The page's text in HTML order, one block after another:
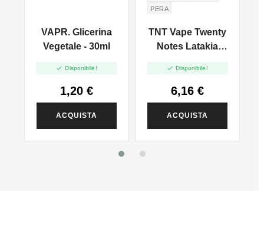
VAPR. Glicerina
Vegetale - 30ml
 Disponibile!
1,20 €
ACQUISTA
PERA
TNT Vape Twenty
Notes Latakia
10+10
 Disponibile!
6,16 €
ACQUISTA